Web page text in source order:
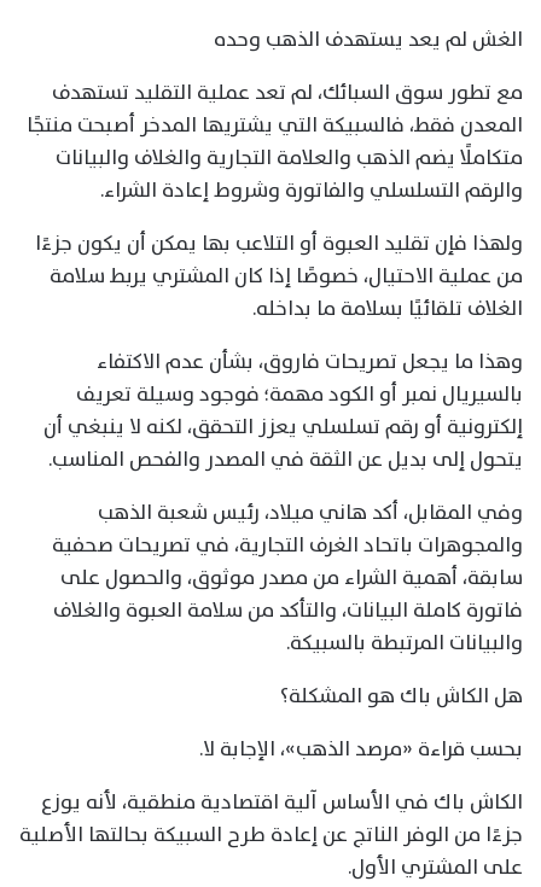
الغش لم يعد يستهدف الذهب وحده
مع تطور سوق السبائك، لم تعد عملية التقليد تستهدف
المعدن فقط، فالسبيكة التي يشتريها المدخر أصبحت منتجًا
متكاملًا يضم الذهب والعلامة التجارية والغلاف والبيانات
والرقم التسلسلي والفاتورة وشروط إعادة الشراء.
ولهذا فإن تقليد العبوة أو التلاعب بها يمكن أن يكون جزءًا
من عملية الاحتيال، خصوصًا إذا كان المشتري يربط سلامة
الغلاف تلقائيًا بسلامة ما بداخله.
وهذا ما يجعل تصريحات فاروق، بشأن عدم الاكتفاء
بالسيريال نمبر أو الكود مهمة؛ فوجود وسيلة تعريف
إلكترونية أو رقم تسلسلي يعزز التحقق، لكنه لا ينبغي أن
يتحول إلى بديل عن الثقة في المصدر والفحص المناسب.
وفي المقابل، أكد هاني ميلاد، رئيس شعبة الذهب
والمجوهرات باتحاد الغرف التجارية، في تصريحات صحفية
سابقة، أهمية الشراء من مصدر موثوق، والحصول على
فاتورة كاملة البيانات، والتأكد من سلامة العبوة والغلاف
والبيانات المرتبطة بالسبيكة.
هل الكاش باك هو المشكلة؟
بحسب قراءة «مرصد الذهب»، الإجابة لا.
الكاش باك في الأساس آلية اقتصادية منطقية، لأنه يوزع
جزءًا من الوفر الناتج عن إعادة طرح السبيكة بحالتها الأصلية
على المشتري الأول.